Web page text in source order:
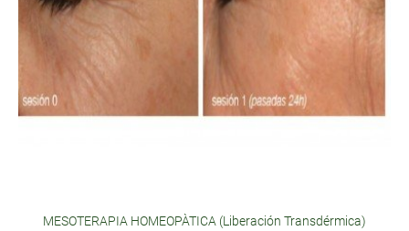
MESOTERAPIA HOMEOPÀTICA (Liberación Transdérmica)